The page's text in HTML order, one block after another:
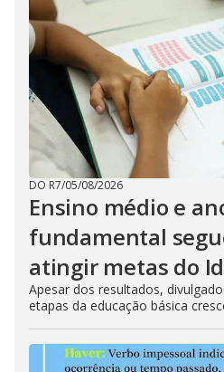
DO R7/05/08/2026
Ensino médio e
fundamental
atingir metas do
Apesar dos resultados,
etapas da educação básica